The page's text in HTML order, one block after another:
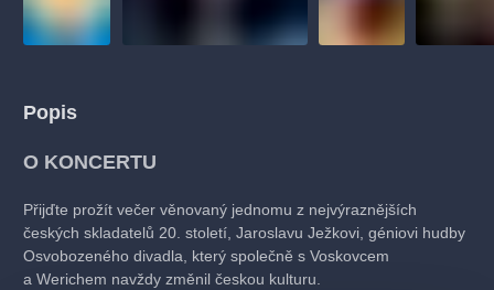
Popis
O KONCERTU
Přijďte prožít večer věnovaný jednomu z nejvýraznějších
českých skladatelů 20. století, Jaroslavu Ježkovi, géniovi hudby
Osvobozeného divadla, který společně s Voskovcem
a Werichem navždy změnil českou kulturu.